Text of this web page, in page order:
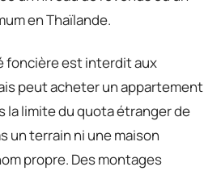
en Thaïlande.
foncière est interdit aux
peut acheter un appartement
la limite du quota étranger de
un terrain ni une maison
propre. Des montages